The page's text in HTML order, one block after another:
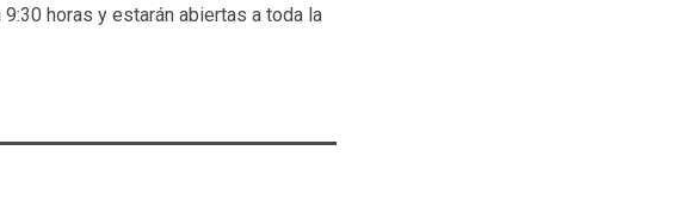
horas y estarán abiertas a toda la